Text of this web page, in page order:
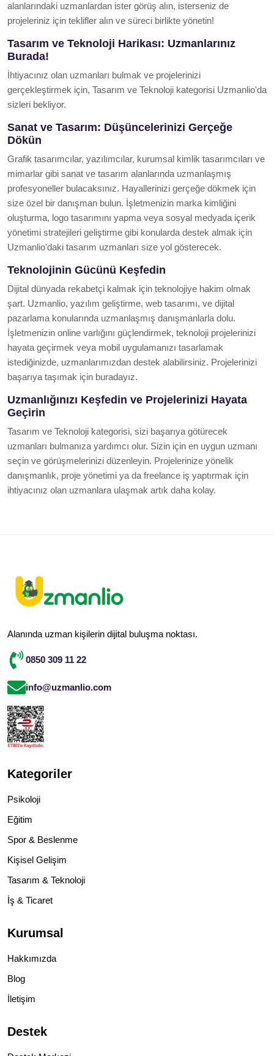
alanlarındaki uzmanlardan ister görüş alın, isterseniz de
projeleriniz için teklifler alın ve süreci birlikte yönetin!
Tasarım ve Teknoloji Harikası: Uzmanlarınız
Burada!
İhtiyacınız olan uzmanları bulmak ve projelerinizi
gerçekleştirmek için, Tasarım ve Teknoloji kategorisi Uzmanlio'da
sizleri bekliyor.
Sanat ve Tasarım: Düşüncelerinizi Gerçeğe
Dökün
Grafik tasarımcılar, yazılımcılar, kurumsal kimlik tasarımcıları ve
mimarlar gibi sanat ve tasarım alanlarında uzmanlaşmış
profesyoneller bulacaksınız. Hayallerinizi gerçeğe dökmek için
size özel bir danışman bulun. İşletmenizin marka kimliğini
oluşturma, logo tasarımını yapma veya sosyal medyada içerik
yönetimi stratejileri geliştirme gibi konularda destek almak için
Uzmanlio'daki tasarım uzmanları size yol gösterecek.
Teknolojinin Gücünü Keşfedin
Dijital dünyada rekabetçi kalmak için teknolojiye hakim olmak
şart. Uzmanlio, yazılım geliştirme, web tasarımı, ve dijital
pazarlama konularında uzmanlaşmış danışmanlarla dolu.
İşletmenizin online varlığını güçlendirmek, teknoloji projelerinizi
hayata geçirmek veya mobil uygulamanızı tasarlamak
istediğinizde, uzmanlarımızdan destek alabilirsiniz. Projelerinizi
başarıya taşımak için buradayız.
Uzmanlığınızı Keşfedin ve Projelerinizi Hayata
Geçirin
Tasarım ve Teknoloji kategorisi, sizi başarıya götürecek
uzmanları bulmanıza yardımcı olur. Sizin için en uygun uzmanı
seçin ve görüşmelerinizi düzenleyin. Projelerinize yönelik
danışmanlık, proje yönetimi ya da freelance iş yaptırmak için
ihtiyacınız olan uzmanlara ulaşmak artık daha kolay.
Alanında uzman kişilerin dijital buluşma noktası.
0850 309 11 22
info@uzmanlio.com
Kategoriler
Psikoloji
Eğitim
Spor & Beslenme
Kişisel Gelişim
Tasarım & Teknoloji
İş & Ticaret
Kurumsal
Hakkımızda
Blog
İletişim
Destek